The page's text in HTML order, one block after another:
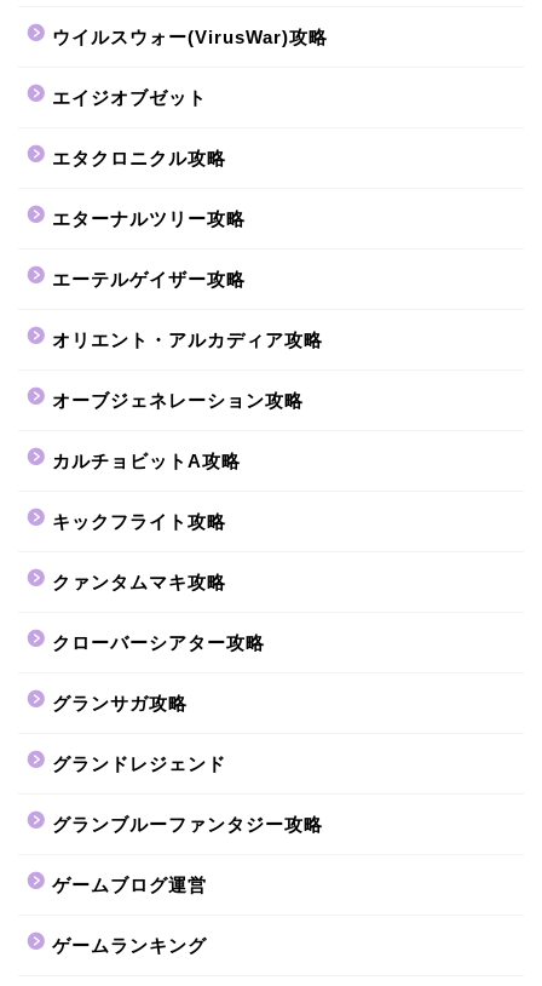
ウイルスウォー(VirusWar)攻略
エイジオブゼット
エタクロニクル攻略
エターナルツリー攻略
エーテルゲイザー攻略
オリエント・アルカディア攻略
オーブジェネレーション攻略
カルチョビットA攻略
キックフライト攻略
クァンタムマキ攻略
クローバーシアター攻略
グランサガ攻略
グランドレジェンド
グランブルーファンタジー攻略
ゲームブログ運営
ゲームランキング